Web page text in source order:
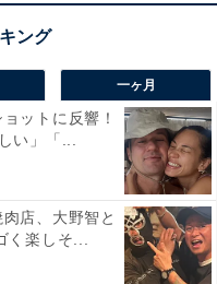
一ヶ月
ットに反響！
い」「...
店、大野智と
く楽しそ...